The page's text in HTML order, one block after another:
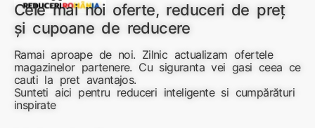
Cele mai noi oferte, reduceri de preț
și cupoane de reducere
Ramai aproape de noi. Zilnic actualizam ofertele
magazinelor partenere. Cu siguranta vei gasi ceea ce
cauti la pret avantajos.
Sunteti aici pentru reduceri inteligente si cumpărături
inspirate